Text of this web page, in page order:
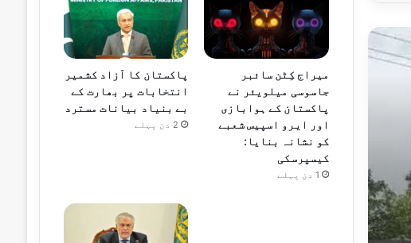
میراج کِٹن سائبر
جاسوسی میلویئر نے
پاکستان کے ہوابازی
اور ایرو اسپیس شعبے
کو نشانہ بنایا:
کیسپرسکی
1 دن پہلے
پاکستان کا آزاد کشمیر
انتخابات پر بھارت کے
بے بنیاد بیانات مسترد
2 دن پہلے